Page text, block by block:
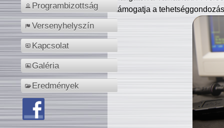
Programbizottság
Versenyhelyszín
Kapcsolat
Galéria
Eredmények
támogatja a